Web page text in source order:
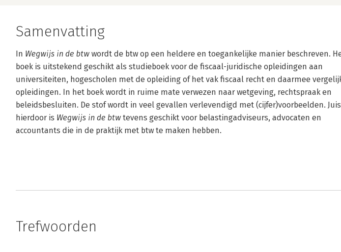
Samenvatting
In Wegwijs in de btw wordt de btw op een heldere en toegankelijke manier beschreven.
boek is uitstekend geschikt als studieboek voor de fiscaal-juridische opleidingen aan
universiteiten, hogescholen met de opleiding of het vak fiscaal recht en daarmee
opleidingen. In het boek wordt in ruime mate verwezen naar wetgeving, rechtspraak en
beleidsbesluiten. De stof wordt in veel gevallen verlevendigd met (cijfer)voorbeelden.
hierdoor is Wegwijs in de btw tevens geschikt voor belastingadviseurs, advocaten en
accountants die in de praktijk met btw te maken hebben.
Trefwoorden